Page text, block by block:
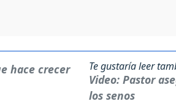
Te gustaría leer
Video: Pastor
los senos